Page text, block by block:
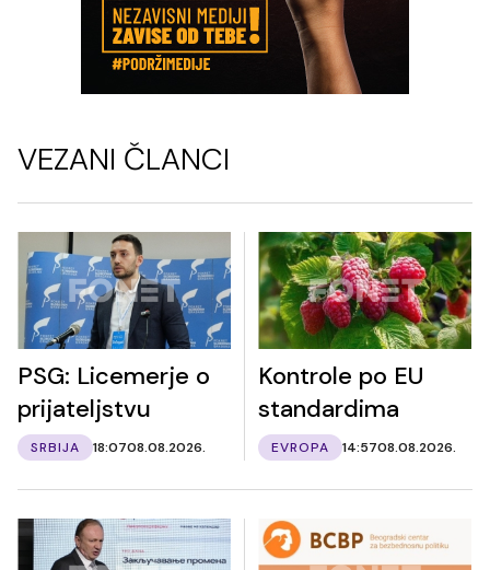
VEZANI ČLANCI
PSG: Licemerje o
prijateljstvu
SRBIJA 18:0708.08.2026.
Kontrole po EU
standardima
EVROPA 14:5708.08.2026.